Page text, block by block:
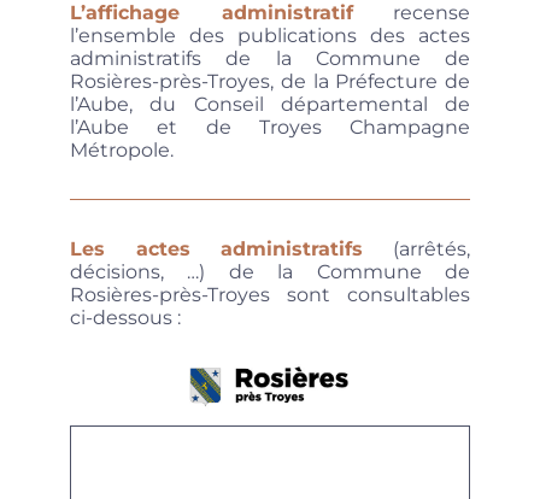
L’affichage administratifrecense
l’ensemble des publications des actes
administratifs de la Commune de
Rosières-près-Troyes, de la Préfecture de
l’Aube, du Conseil départemental de
l’Aube et de Troyes Champagne
Métropole.
Les actes administratifs (arrêtés,
décisions, …) de la Commune de
Rosières-près-Troyes sont consultables
ci-dessous :